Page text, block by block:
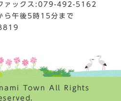
ァックス:079-492-5162
ら午後5時15分まで
Town All Rights